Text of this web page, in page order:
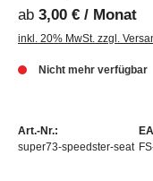
ab 3,00 € / Monat
inkl. 20% MwSt. zzgl.
Nicht mehr verfügbar
Art.-Nr.:
super73-speedster-seat